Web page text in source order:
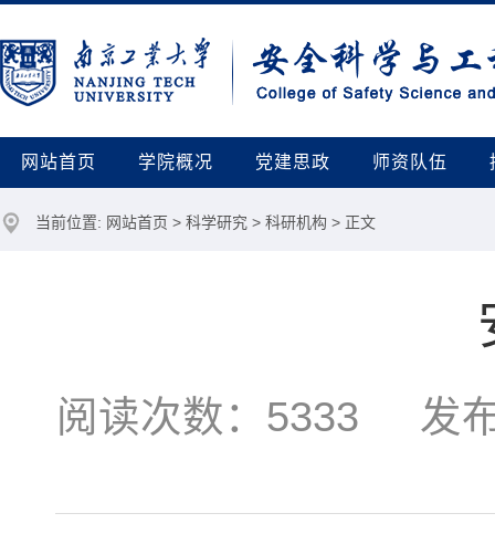
网站首页 学院概况 党建思政 师资队伍
当前位置: 网站首页 > 科学研究 > 科研机构 > 正文
阅读次数： 5333 发布